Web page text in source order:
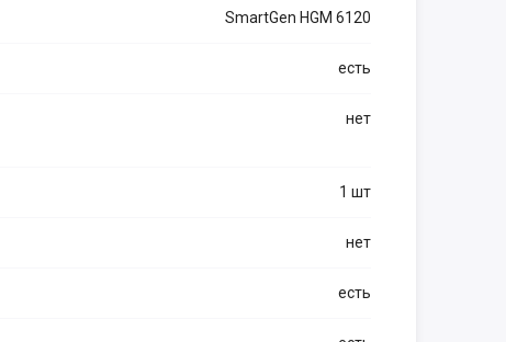
SmartGen HGM 6120
есть
нет
1 шт
нет
есть